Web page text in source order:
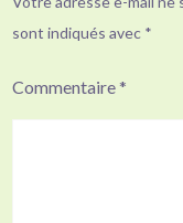
sont indiqués avec *
Commentaire*